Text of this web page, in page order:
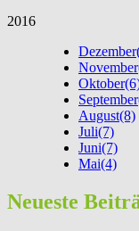
2016
Dezember
November
Oktober
September
August(8)
Juli(7)
Juni(7)
Mai(4)
Neueste